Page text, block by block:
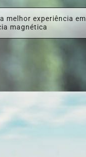
melhor experiência em
magnética